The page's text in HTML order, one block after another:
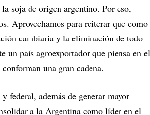
soja de origen argentino. Por eso,
Aprovechamos para reiterar que como
cambiaria y la eliminación de todo
un país agroexportador que piensa en el
una gran cadena.
federal, además de generar mayor
a la Argentina como líder en el